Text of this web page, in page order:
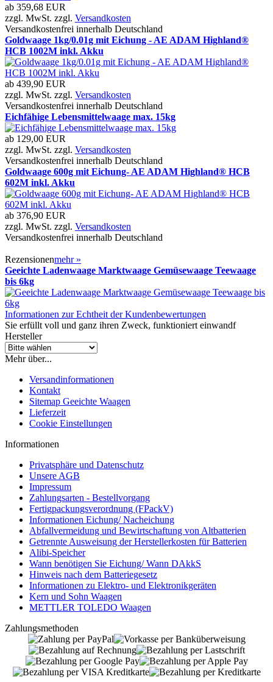
ab 359,68 EUR
zzgl. MwSt. zzgl. Versandkosten
Versandkostenfrei innerhalb Deutschland
Goldwaage 1kg/0.01g mit Eichung - AE ADAM Highland®
HCB 1002M inkl. Akku
ab 439,90 EUR
zzgl. MwSt. zzgl. Versandkosten
Versandkostenfrei innerhalb Deutschland
Eichfähige Lebensmittelwaage max. 15kg
ab 129,00 EUR
zzgl. MwSt. zzgl. Versandkosten
Versandkostenfrei innerhalb Deutschland
Goldwaage 600g mit Eichung- AE ADAM Highland® HCB
602M inkl. Akku
ab 376,90 EUR
zzgl. MwSt. zzgl. Versandkosten
Versandkostenfrei innerhalb Deutschland
Rezensionenmehr »
Geeichte Ladenwaage Marktwaage Gemüsewaage Teewaage
bis 6kg
Informationen zur Echtheit der Kundenbewertungen
Sie erfüllt voll und ganz ihren Zweck, funktioniert einwandf
Hersteller
Mehr über...
Versandinformationen
Kontakt
Sitemap Geeichte Waagen
Lieferzeit
Cookie Einstellungen
Informationen
Privatsphäre und Datenschutz
Unsere AGB
Impressum
Zahlungsarten - Bestellvorgang
Fertigpackungsverordnung (FPackV)
Informationen Eichung/ Nacheichung
Abfallvermeidung und Bewirtschaftung von Altbatterien
Getrennte Ausweisung der Herstellerkosten für Batterien
Alibi-Speicher
Wann benötigen Sie Eichung/ Wann DAkkS
Hinweis nach dem Batteriegesetz
Informationen zu Elektro- und Elektronikgeräten
Kern und Sohn Waagen
METTLER TOLEDO Waagen
Zahlungsmethoden